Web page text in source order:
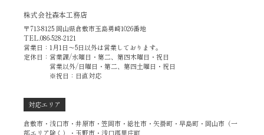
株式会社森本工務店
〒713-8125 岡山県倉敷市玉島勇崎1026番地
TEL.086-528-2121
営業日：1月1日～5日以外は営業しております。
定休日：営業課/水曜日・第二、第四木曜日・祝日
営業以外/日曜日・第二、第四土曜日・祝日
※祝日：日直対応
対応エリア
倉敷市・浅口市・井原市・笠岡市・総社市・矢掛町・早島町・岡山市（一
部エリア除く）・玉野市・浅口郡里庄町